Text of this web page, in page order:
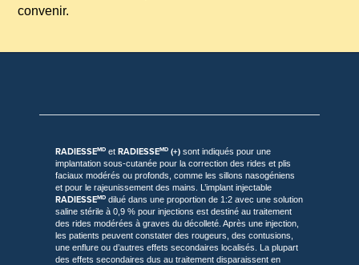
convenir.
RADIESSEMDet RADIESSEMD(+)sont indiqués pour une
implantation sous-cutanée pour la correction des rides et plis
faciaux modérés ou profonds, comme les sillons nasogéniens
et pour le rajeunissement des mains. L’implant injectable
RADIESSEMDdilué dans une proportion de 1:2 avec une solution
saline stérile à 0,9 % pour injections est destiné au traitement
des rides modérées à graves du décolleté. Après une injection,
les patients peuvent constater des rougeurs, des contusions,
une enflure ou d’autres effets secondaires localisés. La plupart
des effets secondaires dus au traitement disparaissent en